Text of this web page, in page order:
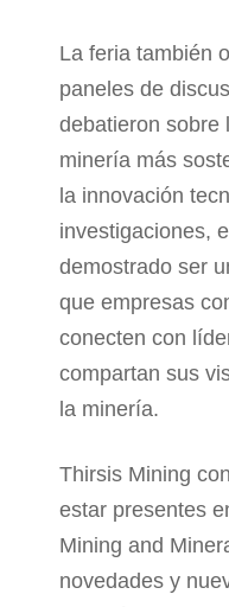
La feria también
paneles de
debatieron sobre
minería más
la innovación
investigaciones,
demostrado ser
que empresas
conecten con
compartan sus
la minería.
Thirsis Mining
estar presentes
Mining and
novedades y